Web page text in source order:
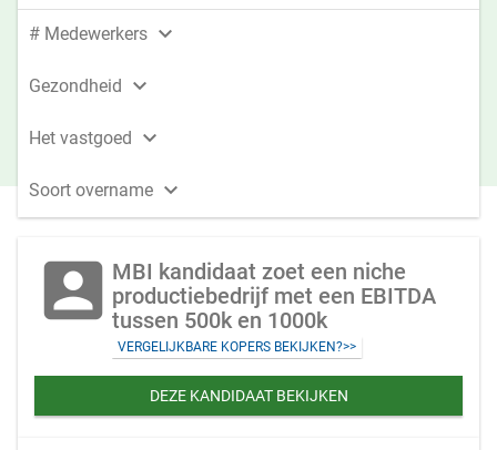
# Medewerkers 
Gezondheid 
Het vastgoed 
Soort overname 
account_box MBI kandidaat zoet een niche
productiebedrijf met een EBITDA
tussen 500k en 1000k
VERGELIJKBARE KOPERS BEKIJKEN?>>
DEZE KANDIDAAT BEKIJKEN